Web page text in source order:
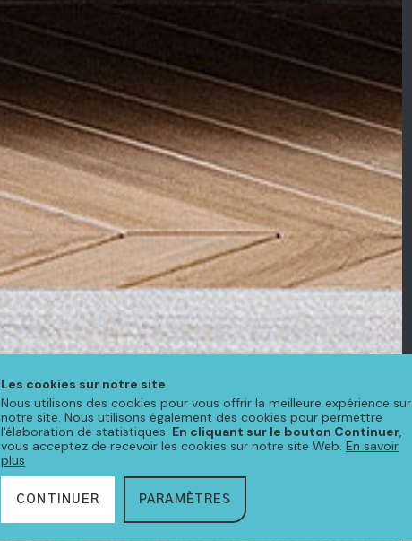
Les cookies sur notre site
Nous utilisons des cookies pour vous offrir la meilleure expérience sur
notre site. Nous utilisons également des cookies pour permettre
l'élaboration de statistiques. En cliquant sur le bouton Continuer,
vous acceptez de recevoir les cookies sur notre site Web. En savoir
plus
CONTINUER PARAMÈTRES